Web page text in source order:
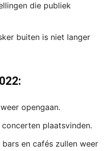
die publiek
buiten is niet langer
opengaan.
plaatsvinden.
en cafés zullen weer